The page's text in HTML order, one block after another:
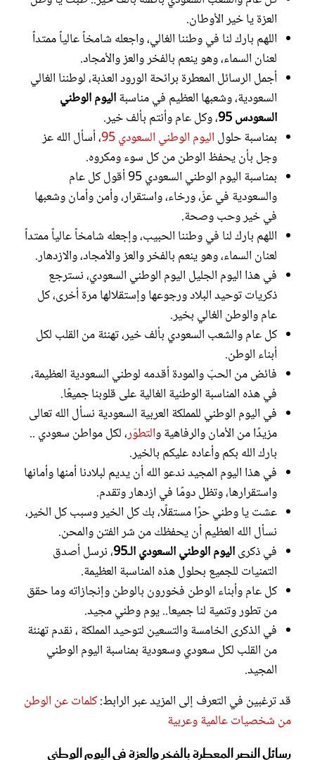
العزة يا خير الأوطان.
اللهم بارك لنا في وطننا الغالي، واجعله شامخاً عالياً ممتداً
لعنان السماء، وهو ينعم بالفخر والعز والأمجاد.
أجمل الرسائل المعطرة برائحة الورود العذبة، لوطننا الغالي
السعودية، وشعبها العظيم في مناسبةاليوم الوطني
السعودس 95
، وكل عام وأنتم بألف خير.
بمناسبة حلول اليوم الوطني السعودي 95
، أسأل الله عز
وجل بأن يحفظ الوطن من كل سوء ومكروه.
بمناسبة اليوم الوطني السعودي 95 أقول كل عام
والسعودية في عزّ، ورخاء، واستقرار، وأمن وأمان وشعبها
في خير وحب وصحة.
اللهم بارك لنا في وطننا الحبيب، وإجعله شامخاً عالياً ممتداً
لعنان السماء، وهو ينعم بالفخر والعز والأمجاد، والازدهار.
في هذا اليوم الجليل اليوم الوطني السعودي، نسترجع
ذكريات توحيد البلاد ورجوعها وإستقلالها مرة أخرى، كل
عام والوطن الغالي بخير.
كل عام والشعب السعودي بألف خير، تهنئة من القلب لكل
أبناء الوطن.
فائض من الحبّ والمودة أقدمه لوطني السعودية العظيمة،
في هذه المناسبة الوطنية الغالية على قلوبنا جميعًا.
في اليوم الوطني للمملكة العربية السعودية نسأل الله تعالى
مزيدًا من الأمان والرفاهية والتطوّر، لكل مواطن سعودي ..
بارك الله بكم وأعاده عليكم بالخير.
في هذا اليوم المجيد ندعو الله أن يديم لبلادنا أمنها وأمانها
واستقرارها، وتظل دومًا في ازدهار وتقدم.
عشت يا وطني حرًا مستقلًا، بك كل الخير وسبب كل الخير،
نسأل الله العظيم أن يحفظك من شر الفتن والمحن.
في ذكرىاليوم الوطني السعودي الـ95
، نرسل أصدق
التمنيات للجميع بحلول هذه المناسبة العظيمة.
كل عام وأبناء الوطن فخورون بالوطن وإنجازاته وما حقق
من تطور وتنمية لنا جميعا.. يوم وطني مجيد.
في الذكرى الخامسة والتسعين لتوحيد المملكة ، نقدم تهنئة
من القلب لكل سعودي وسعودية بمناسبة اليوم الوطني
المجيد.
قد ترغبين في التعرف إلى المزيد عبر الرابط:كلمات عن الوطن
من شخصيات عالمية وعربية
رسائل النصر المعطرة بالفخر والعزة في اليوم الوطني